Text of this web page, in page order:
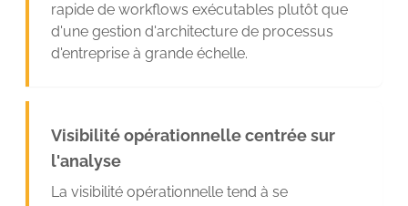
rapide de workflows exécutables plutôt que
d'une gestion d'architecture de processus
d'entreprise à grande échelle.
Visibilité opérationnelle centrée sur
l'analyse
La visibilité opérationnelle tend à se